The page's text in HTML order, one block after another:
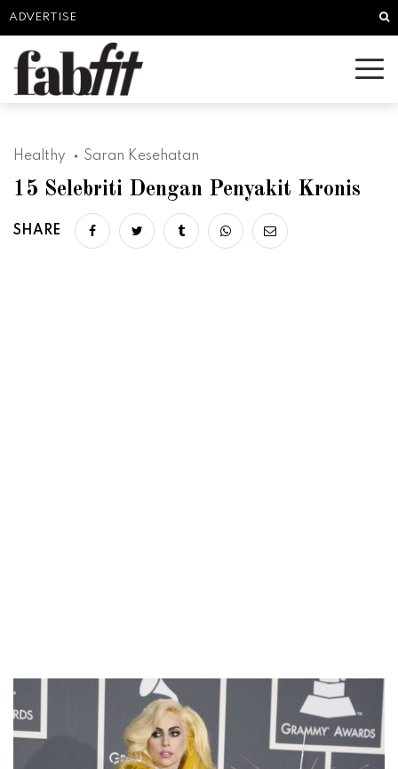
ADVERTISE
Healthy Saran Kesehatan
15 Selebriti Dengan Penyakit Kronis
SHARE Share on facebook
Share on twitter
Share on tumblr
Share via whatsapp
Share via email